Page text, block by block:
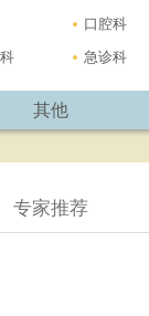
口腔科
急诊科
其他
专家推荐